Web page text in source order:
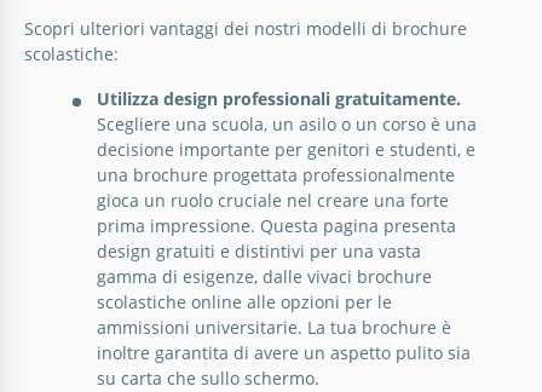
Opuscolo scolastico moderno a soffietto
Stai cercando un opuscolo moderno, modificabile e
stampabile per la tua scuola? Puoi utilizzare il
nostro Modello di Opuscolo Moderno a Doppia Anta
per la Scuola!
Google Docs
Google Slides
Scopri ulteriori vantaggi dei nostri modelli di brochure
scolastiche:
Utilizza design professionali gratuitamente.
Scegliere una scuola, un asilo o un corso è una
decisione importante per genitori e studenti, e
una brochure progettata professionalmente
gioca un ruolo cruciale nel creare una forte
prima impressione. Questa pagina presenta
design gratuiti e distintivi per una vasta
gamma di esigenze, dalle vivaci brochure
scolastiche online alle opzioni per le
ammissioni universitarie. La tua brochure è
inoltre garantita di avere un aspetto pulito sia
su carta che sullo schermo.